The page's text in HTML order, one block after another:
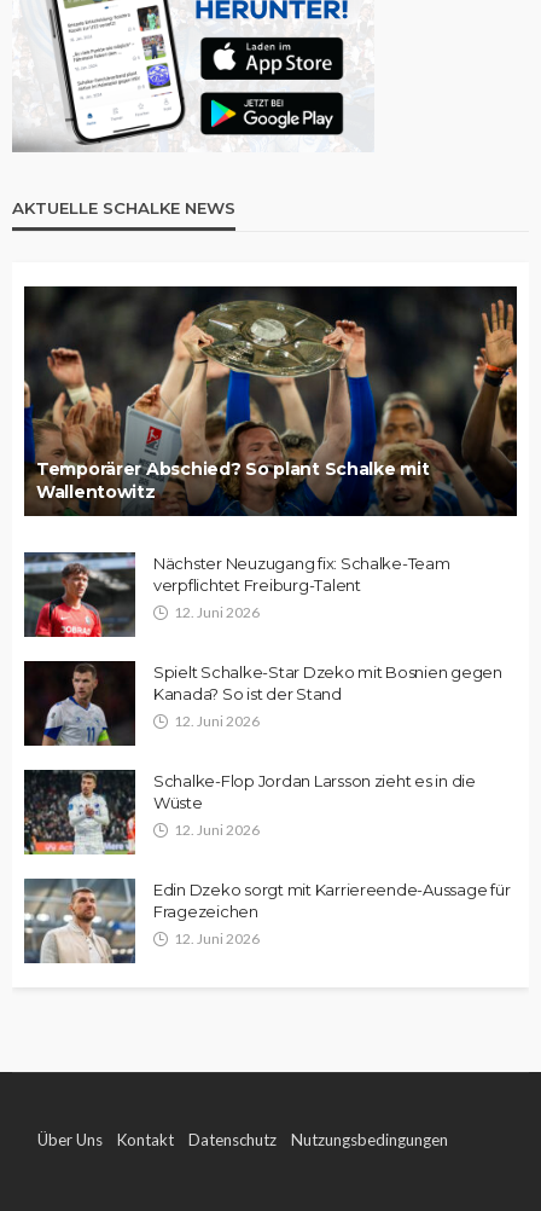
AKTUELLE SCHALKE NEWS
Temporärer Abschied? So plant Schalke mit
Wallentowitz
Nächster Neuzugang fix: Schalke-Team
verpflichtet Freiburg-Talent
12. Juni 2026
Spielt Schalke-Star Dzeko mit Bosnien gegen
Kanada? So ist der Stand
12. Juni 2026
Schalke-Flop Jordan Larsson zieht es in die
Wüste
12. Juni 2026
Edin Dzeko sorgt mit Karriereende-Aussage für
Fragezeichen
12. Juni 2026
Über Uns Kontakt Datenschutz Nutzungsbedingungen